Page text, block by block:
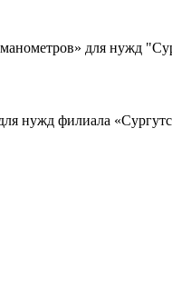
манометров» для
нужд филиала